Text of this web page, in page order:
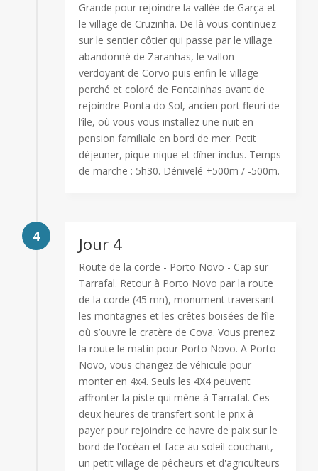
Grande pour rejoindre la vallée de Garça et
le village de Cruzinha. De là vous continuez
sur le sentier côtier qui passe par le village
abandonné de Zaranhas, le vallon
verdoyant de Corvo puis enfin le village
perché et coloré de Fontainhas avant de
rejoindre Ponta do Sol, ancien port fleuri de
l’île, où vous vous installez une nuit en
pension familiale en bord de mer. Petit
déjeuner, pique-nique et dîner inclus. Temps
de marche : 5h30. Dénivelé +500m / -500m.
4 Jour 4
Route de la corde - Porto Novo - Cap sur
Tarrafal. Retour à Porto Novo par la route
de la corde (45 mn), monument traversant
les montagnes et les crêtes boisées de l’île
où s’ouvre le cratère de Cova. Vous prenez
la route le matin pour Porto Novo. A Porto
Novo, vous changez de véhicule pour
monter en 4x4. Seuls les 4X4 peuvent
affronter la piste qui mène à Tarrafal. Ces
deux heures de transfert sont le prix à
payer pour rejoindre ce havre de paix sur le
bord de l'océan et face au soleil couchant,
un petit village de pêcheurs et d'agriculteurs